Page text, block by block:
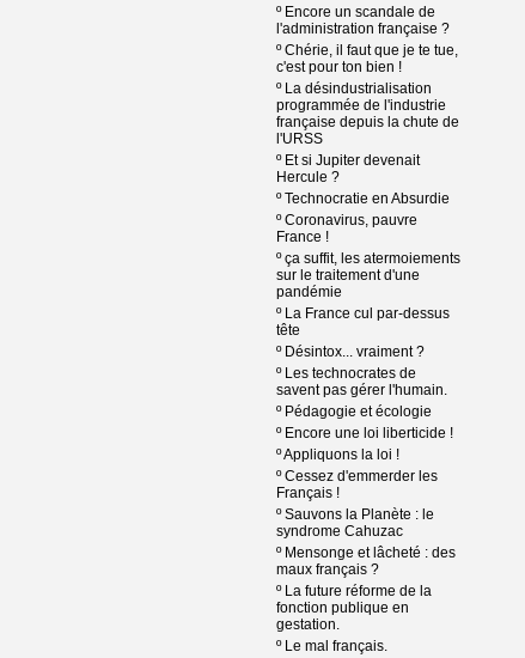
º Encore un scandale de
l'administration française ?
ºChérie, il faut que je te tue,
c'est pour ton bien !
º La désindustrialisation
programmée de l'industrie
française depuis la chute de
l'URSS
º Et si Jupiter devenait
Hercule ?
ºTechnocratie en Absurdie
ºCoronavirus, pauvre
France !
ºça suffit, les atermoiements
sur le traitement d'une
pandémie
º La France cul par-dessus
tête
º Désintox... vraiment ?
º Les technocrates de
savent pas gérer l'humain.
º Pédagogie et écologie
º Encore une loi liberticide !
ºAppliquons la loi !
ºCessez d'emmerder les
Français !
ºSauvons la Planète : le
syndrome Cahuzac
º Mensonge et lâcheté : des
maux français ?
º La future réforme de la
fonction publique en
gestation.
º Le mal français.